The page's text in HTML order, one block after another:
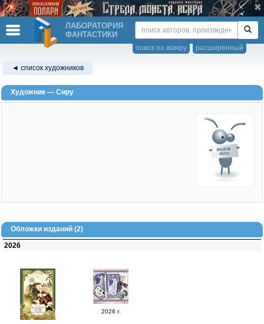
ЛАБОРАТОРИЯ
ФАНТАСТИКИ
расширенный
поиск по жанру
◄ список художников
Художник — Сиру
Обложки изданий (2)
2026
2026 г.